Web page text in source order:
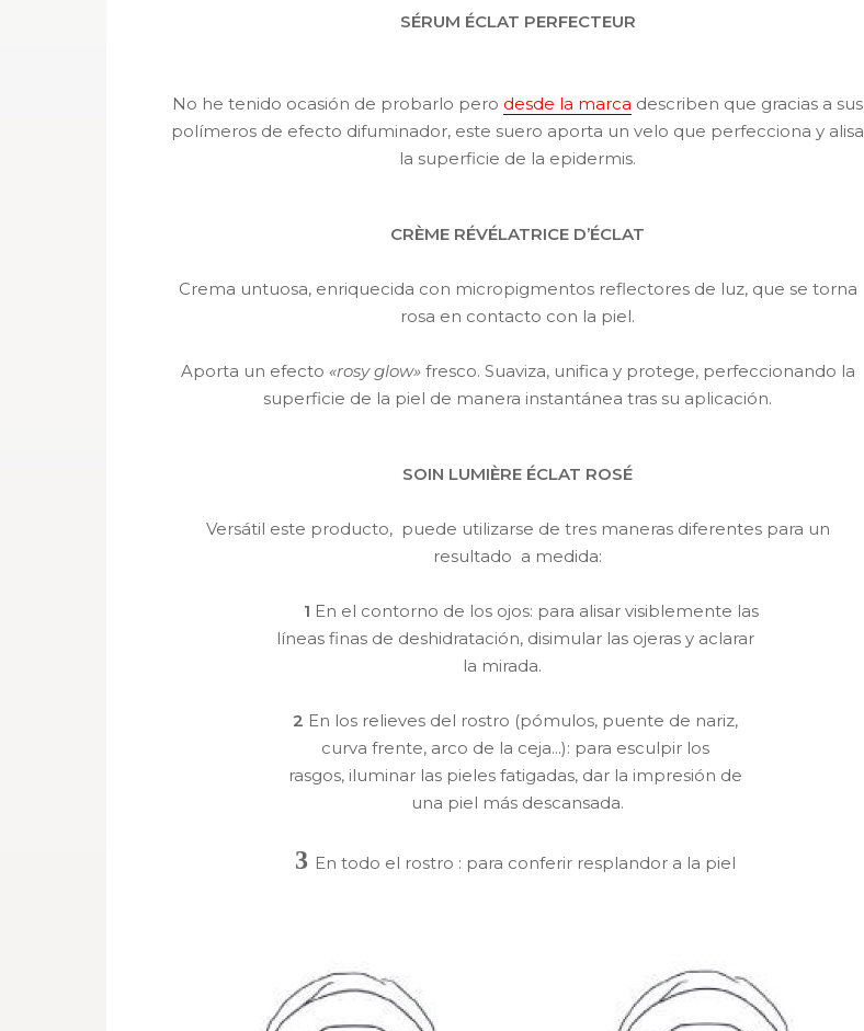
SÉRUM ÉCLAT PERFECTEUR
No he tenido ocasión de probarlo pero desde la marca describen que gracias a sus
polímeros de efecto difuminador, este suero aporta un velo que perfecciona y alisa
la superficie de la epidermis.
CRÈME RÉVÉLATRICE D’ÉCLAT
Crema untuosa, enriquecida con micropigmentos reflectores de luz, que se torna
rosa en contacto con la piel.
Aporta un efecto «rosy glow»fresco. Suaviza, unifica y protege, perfeccionando la
superficie de la piel de manera instantánea tras su aplicación.
SOIN LUMIÈRE ÉCLAT ROSÉ
Versátil este producto, puede utilizarse de tres maneras diferentes para un
resultado a medida:
1 En el contorno de los ojos: para alisar visiblemente las
líneas finas de deshidratación, disimular las ojeras y aclarar
la mirada.
2 En los relieves del rostro (pómulos, puente de nariz,
curva frente, arco de la ceja...): para esculpir los
rasgos, iluminar las pieles fatigadas, dar la impresión de
una piel más descansada.
3 En todo el rostro : para conferir resplandor a la piel